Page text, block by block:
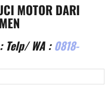
MOTOR DARI
Telp/ WA :0818-